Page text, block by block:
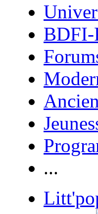
BDFI-
Ancien
...